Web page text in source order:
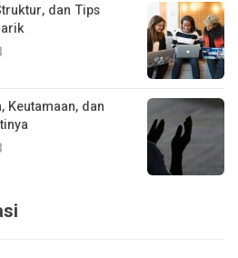
dan Tips
Keutamaan, dan